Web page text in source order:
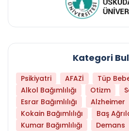
Kategori
Psikiyatri AFAZİ
Tüp
Alkol Bağımlılığı
Otizm
Esrar Bağımlılığı
Alzheimer
Kokain Bağımlılığı
Baş
Kumar Bağımlılığı
Demans